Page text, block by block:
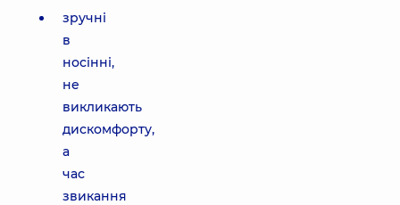
зручні
в
носінні,
не
викликають
дискомфорту,
а
час
звикання